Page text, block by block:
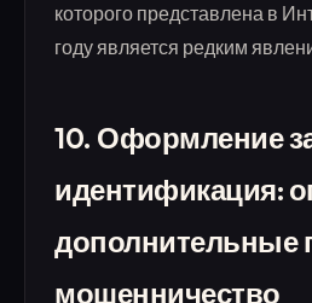
которого представлена в
году является редким
10. Оформление
идентификация:
дополнительные
мошенничество